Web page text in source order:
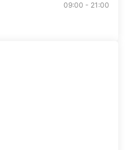
09:00 - 21:00